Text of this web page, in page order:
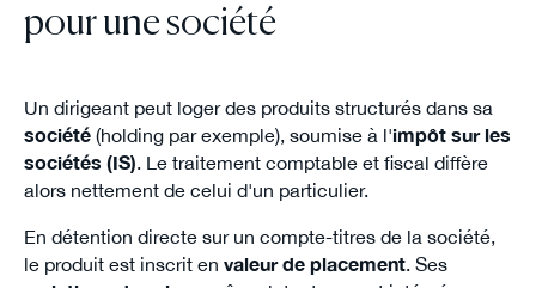
pour une société
Un dirigeant peut loger des produits structurés dans sa
société(holding par exemple), soumise à l'impôt sur les
sociétés (IS). Le traitement comptable et fiscal diffère
alors nettement de celui d'un particulier.
En détention directe sur un compte-titres de la société,
le produit est inscrit en valeur de placement. Ses